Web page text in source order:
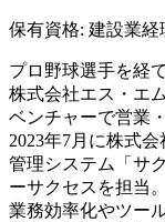
保有資格: 建設業経
プロ野球選手を経
株式会社エス・エ
ベンチャーで営業
2023年7月に株式
管理システム「サ
ーサクセスを担当
業務効率化やツー